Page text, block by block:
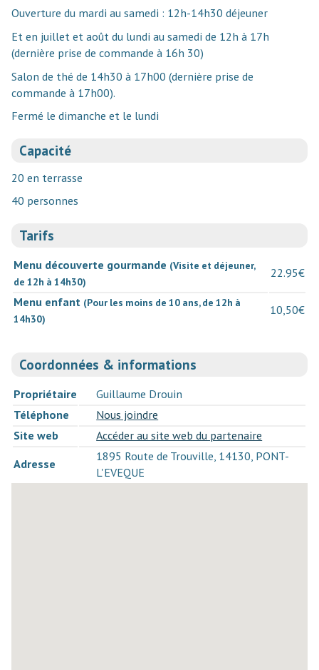
Ouverture du mardi au samedi : 12h-14h30 déjeuner
Et en juillet et août du lundi au samedi de 12h à 17h
(dernière prise de commande à 16h 30)
Salon de thé de 14h30 à 17h00 (dernière prise de
commande à 17h00).
Fermé le dimanche et le lundi
Capacité
20 en terrasse
40 personnes
Tarifs
Menu découverte gourmande (Visite et déjeuner,
de 12h à 14h30)
22.95€
Menu enfant (Pour les moins de 10 ans, de 12h à
14h30)
10,50€
Coordonnées & informations
Propriétaire
Guillaume Drouin
Téléphone
Nous joindre
Site web
Accéder au site web du partenaire
Adresse
1895 Route de Trouville, 14130, PONT-
L'EVEQUE